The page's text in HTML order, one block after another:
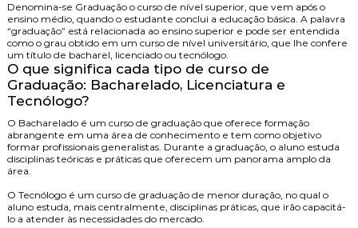
Denomina-se Graduação o curso de nível superior, que vem após o
ensino médio, quando o estudante conclui a educação básica. A palavra
“graduação” está relacionada ao ensino superior e pode ser entendida
como o grau obtido em um curso de nível universitário, que lhe confere
um título de bacharel, licenciado ou tecnólogo.
O que significa cada tipo de curso de
Graduação: Bacharelado, Licenciatura e
Tecnólogo?
O Bachareladoé um curso de graduação que oferece formação
abrangente em uma área de conhecimento e tem como objetivo
formar profissionais generalistas. Durante a graduação, o aluno estuda
disciplinas teóricas e práticas que oferecem um panorama amplo da
área.
O Tecnólogoé um curso de graduação de menor duração, no qual o
aluno estuda, mais centralmente, disciplinas práticas, que irão capacitá-
lo a atender às necessidades do mercado.